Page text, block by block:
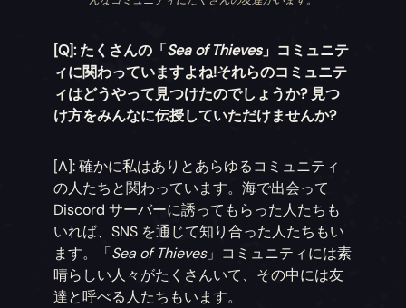
[Q]: たくさんの「Sea of Thieves」コミュニテ
ィに関わっていますよね!それらのコミュニテ
ィはどうやって見つけたのでしょうか? 見つ
け方をみんなに伝授していただけませんか?
[A]: 確かに私はありとあらゆるコミュニティ
の人たちと関わっています。海で出会って
Discord サーバーに誘ってもらった人たちも
いれば、SNS を通じて知り合った人たちもい
ます。「Sea of Thieves」コミュニティには素
晴らしい人々がたくさんいて、その中には友
達と呼べる人たちもいます。